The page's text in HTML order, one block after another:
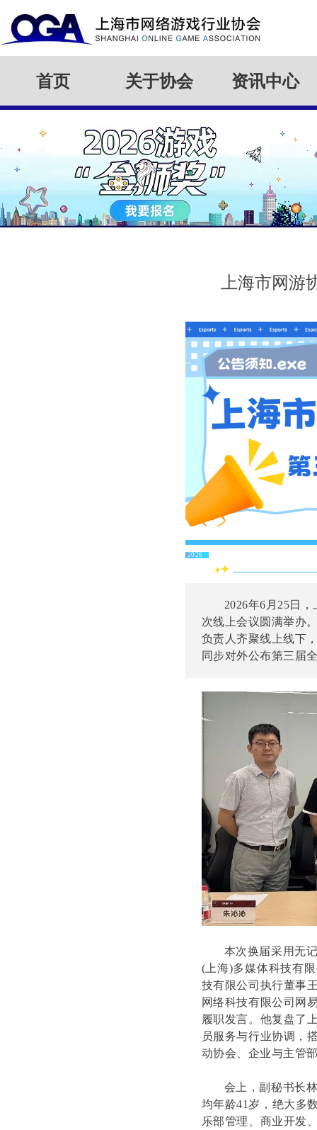
首页 关于协会 资讯中心
上海市网
2026
2026年6月25日
次线上会议圆满举办
负责人齐聚线上线下
同步对外公布第三届
本次换届采用无
(上海)多媒体科技有
技有限公司执行董事
网络科技有限公司网
履职发言。他复盘了
员服务与行业协调，
动协会、企业与主管
会上，副秘书长
均年龄41岁，绝大多
乐部管理、商业开发